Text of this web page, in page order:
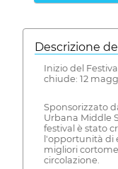
Descrizione
Inizio del
chiude: 12
Sponsorizzato
Urbana Middle
festival è stato
l'opportunità di
migliori
circolazione.